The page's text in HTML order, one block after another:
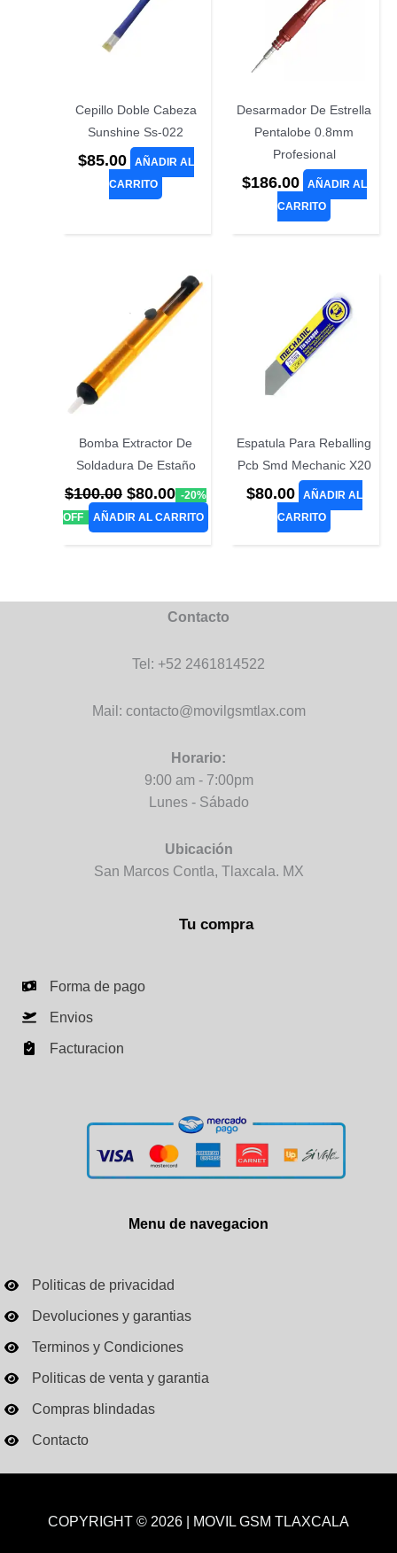
Cepillo Doble Cabeza
Sunshine Ss-022
$85.00
AÑADIR AL
CARRITO
Desarmador De Estrella
Pentalobe 0.8mm
Profesional
$186.00
AÑADIR AL
CARRITO
Bomba Extractor De
Soldadura De Estaño
$100.00 El
precio
original
$80.00El
precio
actual
-20%
OFF
AÑADIR AL CARRITO
Espatula Para Reballing
Pcb Smd Mechanic X20
$80.00
AÑADIR AL
CARRITO
Contacto
Tel: +52 2461814522
Mail: contacto@movilgsmtlax.com
Horario:
9:00 am - 7:00pm
Lunes - Sábado
Ubicación
San Marcos Contla, Tlaxcala. MX
Tu compra
Forma de pago
Envios
Facturacion
Menu de navegacion
Politicas de privacidad
Devoluciones y garantias
Terminos y Condiciones
Politicas de venta y garantia
Compras blindadas
Contacto
COPYRIGHT © 2026 | MOVIL GSM TLAXCALA